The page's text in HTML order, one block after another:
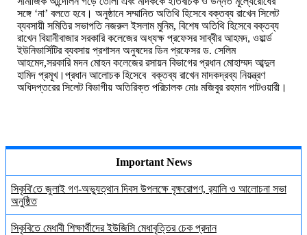
সঙ্গে ‘না’ বলতে হবে। অনুষ্ঠানে সম্মানিত অতিথি হিসেবে বক্তব্য রাখেন সিলেট
ব্যবসায়ী সমিতির সভাপতি নজরুল ইসলাম মুনিম, বিশেষ অতিথি হিসেবে বক্তব্য
রাখেন বিয়ানীবাজার সরকারি কলেজের অধ্যক্ষ প্রফেসর সাব্বীর আহমদ, ওয়ার্ল্ড
ইউনিভার্সিটির ব্যবসায় প্রশাসন অনুষদের ডিন প্রফেসর ড. সেলিম
আহমেদ,সরকারি মদন মোহন কলেজের রসায়ন বিভাগের প্রধান মোহাম্মদ আব্দুল
হামিদ প্রমূখ।প্রধান আলোচক হিসেবে বক্তব্য রাখেন মাদকদ্রব্য নিয়ন্ত্রণ
অধিদপ্তরের সিলেট বিভাগীয় অতিরিক্ত পরিচালক মোঃ মজিবুর রহমান পাটওয়ারী।
Important News
সিকৃবি'তে জুলাই গণ-অভ্যুত্থান দিবস উপলক্ষে বৃক্ষরোপণ, র‍্যালি ও আলোচনা সভা
অনুষ্ঠিত
সিকৃবিতে মেধাবী শিক্ষার্থীদের ইউজিসি মেধাবৃত্তির চেক প্রদান